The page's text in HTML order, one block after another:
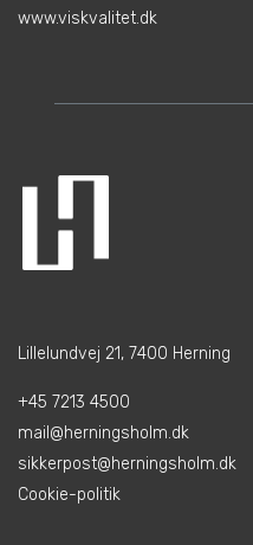
www.viskvalitet.dk
Lillelundvej 21, 7400 Herning
+45 7213 4500
mail@herningsholm.dk
sikkerpost@herningsholm.dk
Cookie-politik